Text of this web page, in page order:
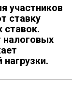
участников
ставку
ставок.
налоговых